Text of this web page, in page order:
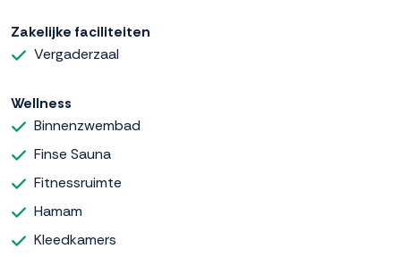
Zakelijke faciliteiten
Vergaderzaal
Wellness
Binnenzwembad
Finse Sauna
Fitnessruimte
Hamam
Kleedkamers